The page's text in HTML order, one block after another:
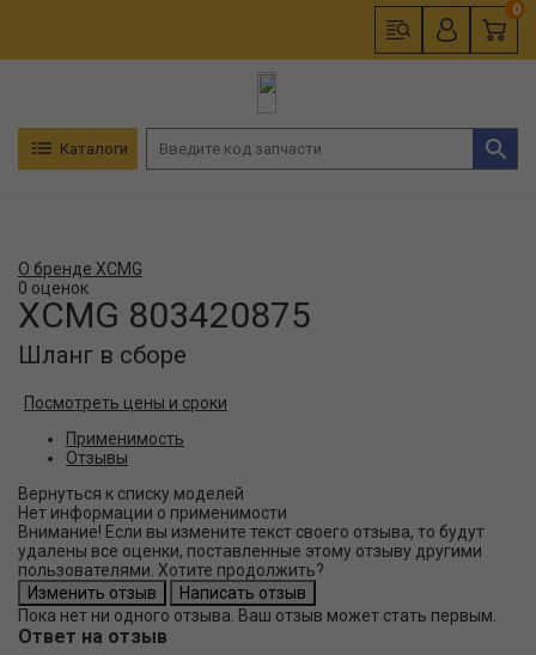
0
Каталоги
О бренде XCMG
0 оценок
XCMG 803420875
Шланг в сборе
Посмотреть цены и сроки
Применимость
Отзывы
Нет информации о применимости
Внимание! Если вы измените текст своего отзыва, то будут
удалены все оценки, поставленные этому отзыву другими
пользователями. Хотите продолжить?
Пока нет ни одного отзыва. Ваш отзыв может стать первым.
Ответ на отзыв